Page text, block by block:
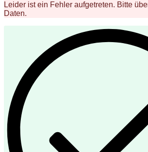
Leider ist ein Fehler aufgetreten. Bitte
Daten.